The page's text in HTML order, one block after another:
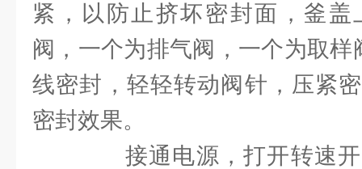
紧，以防止挤坏密封面，釜
阀，一个为排气阀，一个为取
线密封，轻轻转动阀针，压紧
密封效果。
接通电源，打开转速开